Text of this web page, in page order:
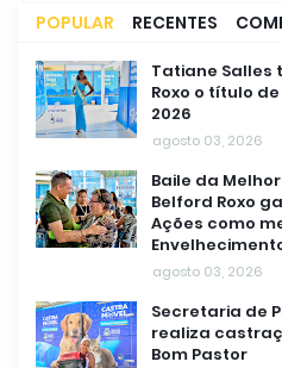
POPULAR RECENTES
Tatiane Salles
Roxo o título
2026
agosto 03, 2026
Baile da
Belford Roxo
Ações como
agosto 03, 2026
Secretaria de
realiza
Bom Pastor